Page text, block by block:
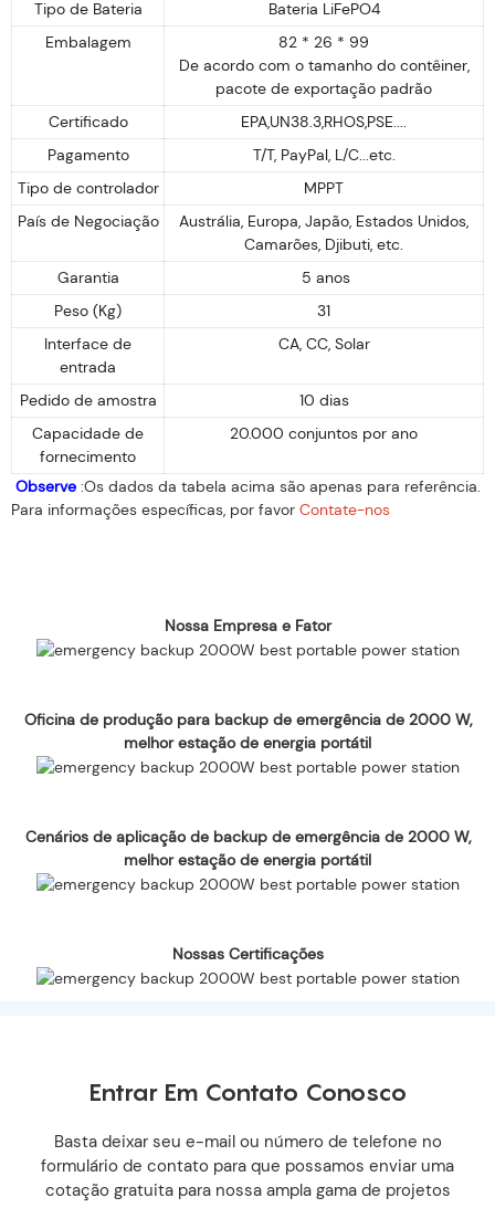
Tipo de Bateria
Bateria LiFePO4
Embalagem
82 * 26 * 99
De acordo com o tamanho do contêiner,
pacote de exportação padrão
Certificado
EPA,UN38.3,RHOS,PSE....
Pagamento
T/T, PayPal, L/C...etc.
Tipo de controlador
MPPT
País de Negociação
Austrália, Europa, Japão, Estados Unidos,
Camarões, Djibuti, etc.
Garantia
5 anos
Peso (Kg)
31
Interface de
entrada
CA, CC, Solar
Pedido de amostra
10 dias
Capacidade de
fornecimento
20.000 conjuntos por ano
Observe :Os dados da tabela acima são apenas para referência.
Para informações específicas, por favor Contate-nos
Nossa Empresa e Fator
Oficina de produção para backup de emergência de 2000 W,
melhor estação de energia portátil
Cenários de aplicação de backup de emergência de 2000 W,
melhor estação de energia portátil
Nossas Certificações
Entrar Em Contato Conosco
Basta deixar seu e-mail ou número de telefone no
formulário de contato para que possamos enviar uma
cotação gratuita para nossa ampla gama de projetos